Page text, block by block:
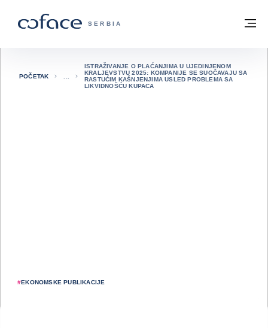
COFACE FOR TRADE - POČETNA
SERBIA
Povratak na početnu stranicu
#EKONOMSKE PUBLIKACIJE
POČETAK
ISTRAŽIVANJE O PLAĆANJIMA U UJEDINJENOM
KRALJEVSTVU 2025: KOMPANIJE SE SUOČAVAJU SA
RASTUĆIM KAŠNJENJIMA USLED PROBLEMA SA
LIKVIDNOŠĆU KUPACA